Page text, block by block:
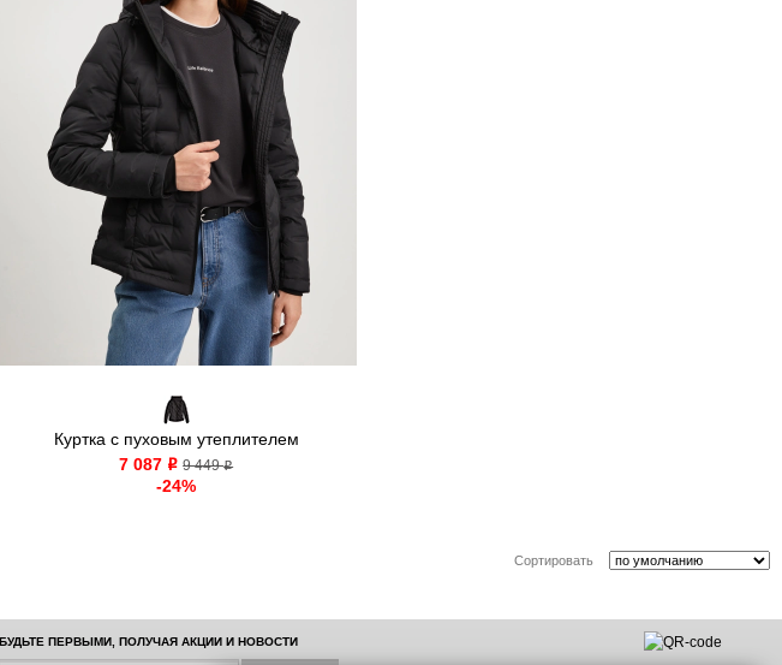
Куртка с пуховым утеплителем
7 087 o 9 449o
-24%
Сортировать
БУДЬТЕ ПЕРВЫМИ, ПОЛУЧАЯ АКЦИИ И НОВОСТИ